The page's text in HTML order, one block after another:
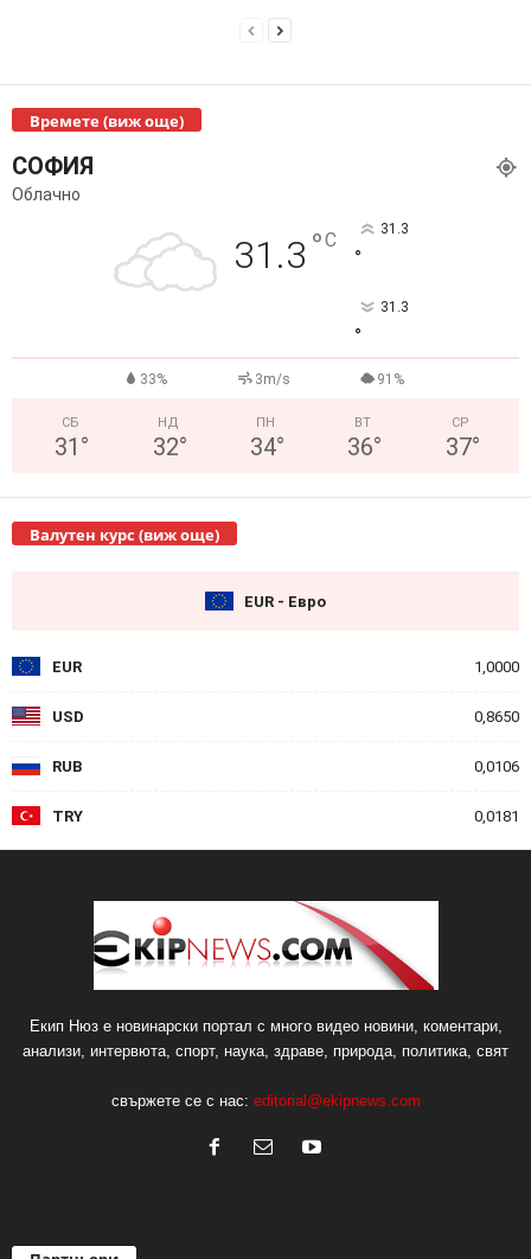
Времете (виж още)
СОФИЯ
Облачно
31.3 °C 31.3
°
31.3
°
33% 3m/s 91%
СБ
31 °
НД
32°
ПН
34°
ВТ
36°
СР
37°
Валутен курс (виж още)
EUR - Евро
EUR 1,0000
USD 0,8650
RUB 0,0106
TRY 0,0181
Екип Нюз е новинарски портал с много видео новини, коментари,
анализи, интервюта, спорт, наука, здраве, природа, политика, свят
свържете се с нас: editorial@ekipnews.com